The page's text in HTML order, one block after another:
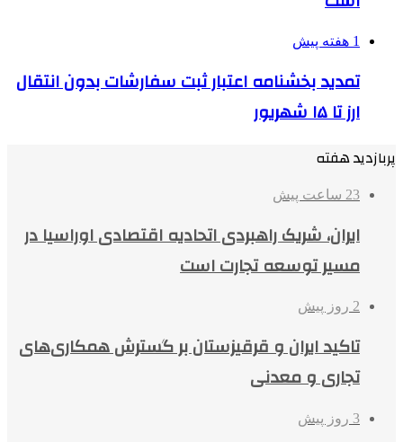
1 هفته پیش
تمدید بخشنامه اعتبار ثبت سفارشات بدون انتقال
ارز تا ۱۵ شهریور
پربازدید هفته
23 ساعت پیش
ایران، شریک راهبردی اتحادیه اقتصادی اوراسیا در
مسیر توسعه تجارت است
2 روز پیش
تاکید ایران و قرقیزستان بر گسترش همکاری‌های
تجاری و معدنی
3 روز پیش